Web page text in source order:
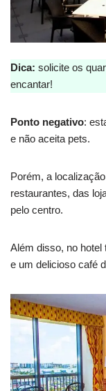
Dica: solicite os
encantar!
Ponto negativo:
e não aceita pets.
Porém, a
restaurantes, das
pelo centro.
Além disso, no
e um delicioso café